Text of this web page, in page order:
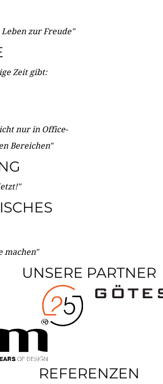
zur Freude"
Zeit gibt:
nur in Office-
Bereichen"
machen"
UNSERE PARTNER
REFERENZEN